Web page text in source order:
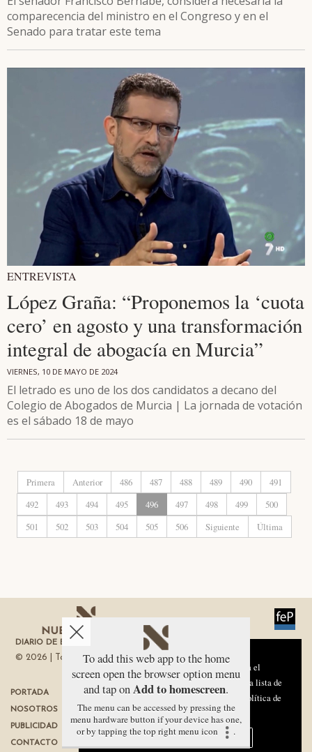
comparecencia del ministro en el Congreso y en el
Senado para tratar este tema
ENTREVISTA
López Graña: “Proponemos la ‘cuota
cero’ en agosto y una transformación
integral de abogacía en Murcia”
VIERNES, 10 DE MAYO DE 2024
El letrado es uno de los dos candidatos a decano del
Colegio de Abogados de Murcia | La jornada de votación
es el sábado 18 de mayo
Primera Anterior 486 487 488 489 490
491
492
493 494 495 496 497 498 499
500
501
502 503 504 505 506 Siguiente Última
DIARIO DE ECONOMÍA DE LA REGIÓN DE MURCIA
© 2026 | Todos los derechos reservados
PORTADA
NOSOTROS
PUBLICIDAD
CONTACTO
TÉRMINOS DE USO
PROTECCIÓN DE DATOS
POLÍTICA DE COOKIES
To add this web app to the home
screen open the browser option menu
and tap onAdd to homescreen.
The menu can be accessed by pressing the
menu hardware button if your device has one,
or by tapping the top right menu icon
.
Aviso sobre el Uso de cookies:
Utilizamos cookies nuestras y de terceros para el
funcionamiento del digital. Puedes consultar la lista de
cookies y como desconectarlas.Ver nuestra Política de
Privacidad y Cookies
Aceptar Cookies
Personalizar